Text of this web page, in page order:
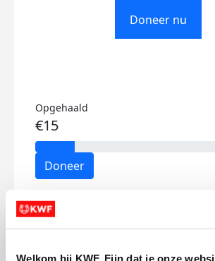
Welkom bij KWF. Fijn dat je onze
Doneer nu
Opgehaald
€15
Doneer